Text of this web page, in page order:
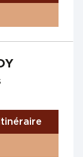
Itinéraire